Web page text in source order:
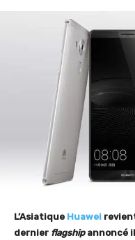
L’Asiatique Huawei
dernier flagshipannoncé il